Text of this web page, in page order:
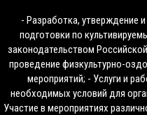
- Разработка, утверждение
подготовки по
законодательством
проведение физкультурно-
мероприятий; - Услуги и
необходимых условий для
Участие в мероприятиях